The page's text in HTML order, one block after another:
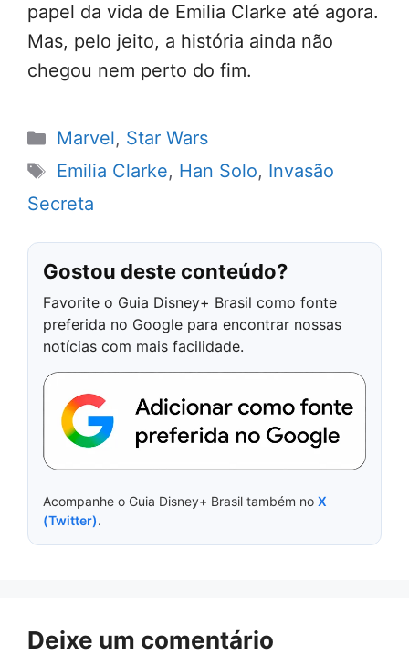
papel da vida de Emilia Clarke até agora.
Mas, pelo jeito, a história ainda não
chegou nem perto do fim.
Categorias
Marvel, Star Wars
Tags
Emilia Clarke, Han Solo, Invasão
Secreta
Gostou deste conteúdo?
Favorite o Guia Disney+ Brasil como fonte
preferida no Google para encontrar nossas
notícias com mais facilidade.
Acompanhe o Guia Disney+ Brasil também no X
(Twitter).
Deixe um comentário